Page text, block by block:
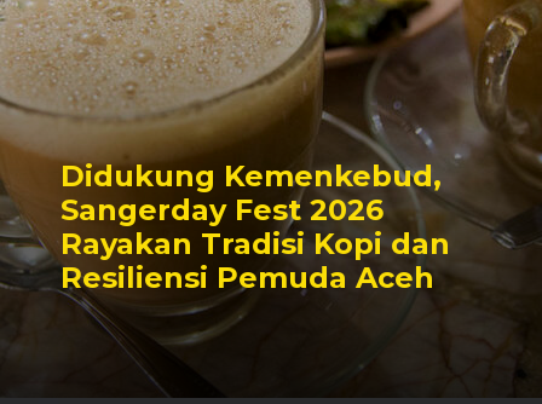
Didukung Kemenkebud,
Sangerday Fest 2026
Rayakan Tradisi Kopi dan
Resiliensi Pemuda Aceh